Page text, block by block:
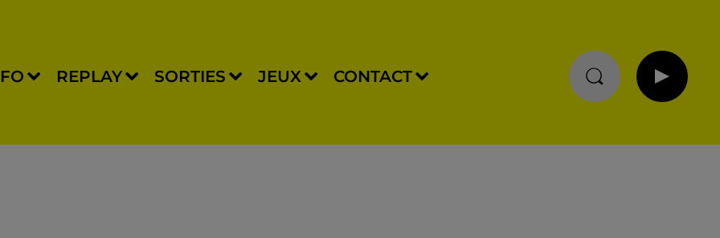
REPLAY SORTIES JEUX CONTACT